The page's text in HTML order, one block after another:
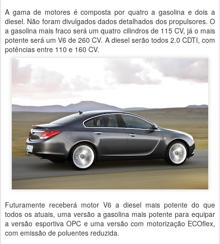
A gama de motores é composta por quatro a gasolina e dois a
diesel. Não foram divulgados dados detalhados dos propulsores. O
a gasolina mais fraco será um quatro cilindros de 115 CV, já o mais
potente será um V6 de 260 CV. A diesel serão todos 2.0 CDTI, com
potências entre 110 e 160 CV.
Futuramente receberá motor V6 a diesel mais potente do que
todos os atuais, uma versão a gasolina mais potente para equipar
a versão esportiva OPC e uma versão com motorização ECOflex,
com emissão de poluentes reduzida.